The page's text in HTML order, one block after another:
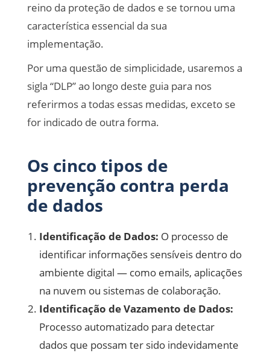
reino da proteção de dados e se tornou uma
característica essencial da sua
implementação.
Por uma questão de simplicidade, usaremos a
sigla “DLP” ao longo deste guia para nos
referirmos a todas essas medidas, exceto se
for indicado de outra forma.
Os cinco tipos de
prevenção contra perda
de dados
Identificação de Dados: O processo de
identificar informações sensíveis dentro do
ambiente digital — como emails, aplicações
na nuvem ou sistemas de colaboração.
Identificação de Vazamento de Dados:
Processo automatizado para detectar
dados que possam ter sido indevidamente